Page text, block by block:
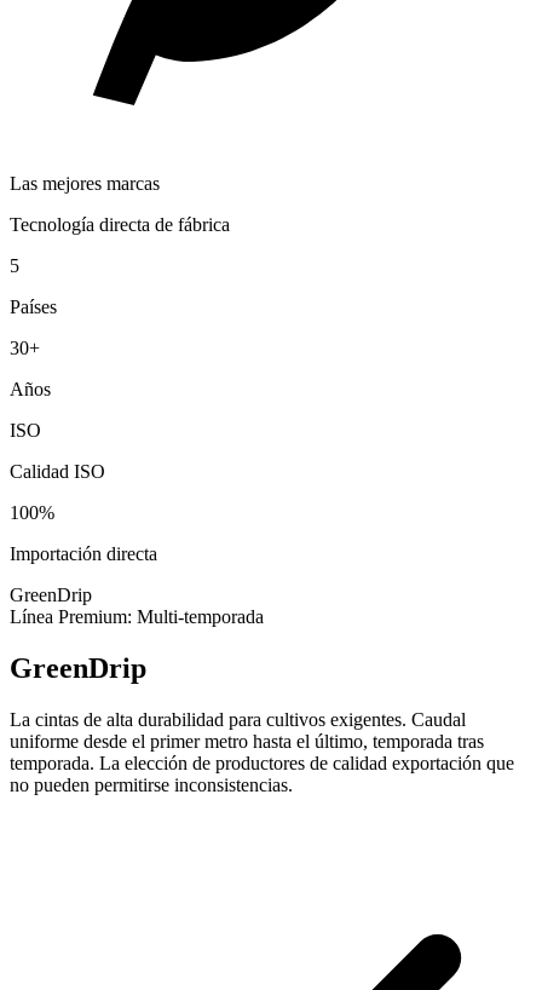
Las mejores marcas
Tecnología directa de fábrica
5
Países
30+
Años
ISO
Calidad ISO
100%
Importación directa
GreenDrip
Línea Premium: Multi-temporada
GreenDrip
La cintas de alta durabilidad para cultivos exigentes. Caudal
uniforme desde el primer metro hasta el último, temporada tras
temporada. La elección de productores de calidad exportación que
no pueden permitirse inconsistencias.